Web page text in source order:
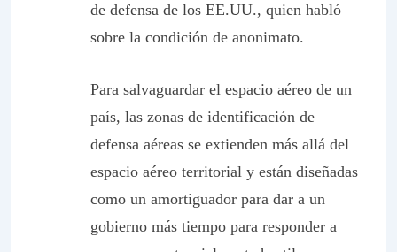
de defensa de los EE.UU., quien habló
sobre la condición de anonimato.
Para salvaguardar el espacio aéreo de un
país, las zonas de identificación de
defensa aéreas se extienden más allá del
espacio aéreo territorial y están diseñadas
como un amortiguador para dar a un
gobierno más tiempo para responder a